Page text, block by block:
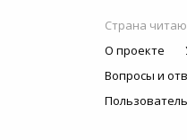
Страна
О проекте
Вопросы и